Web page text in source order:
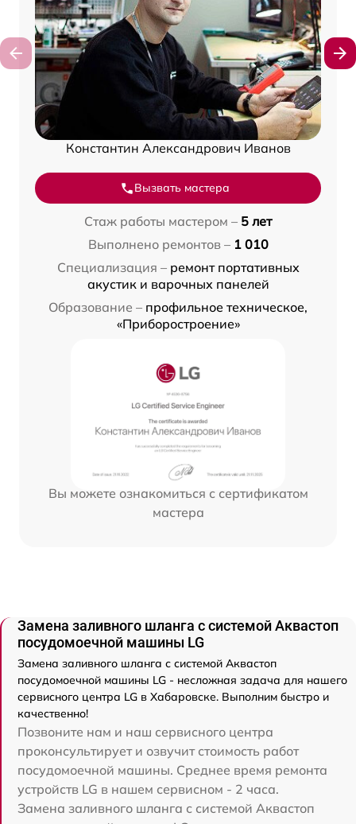
Константин Александрович Иванов
Вызвать мастера
Стаж работы мастером – 5 лет
Выполнено ремонтов – 1 010
Специализация – ремонт портативных
акустик и варочных панелей
Образование – профильное техническое,
«Приборостроение»
Вы можете ознакомиться с сертификатом
мастера
Замена заливного шланга с системой Аквастоп
посудомоечной машины LG
Замена заливного шланга с системой Аквастоп
посудомоечной машины LG - несложная задача для нашего
сервисного центра LG в Хабаровске. Выполним быстро и
качественно!
Позвоните нам и наш сервисного центра
проконсультирует и озвучит стоимость работ
посудомоечной машины. Среднее время ремонта
устройств LG в нашем сервисном - 2 часа.
Замена заливного шланга с системой Аквастоп